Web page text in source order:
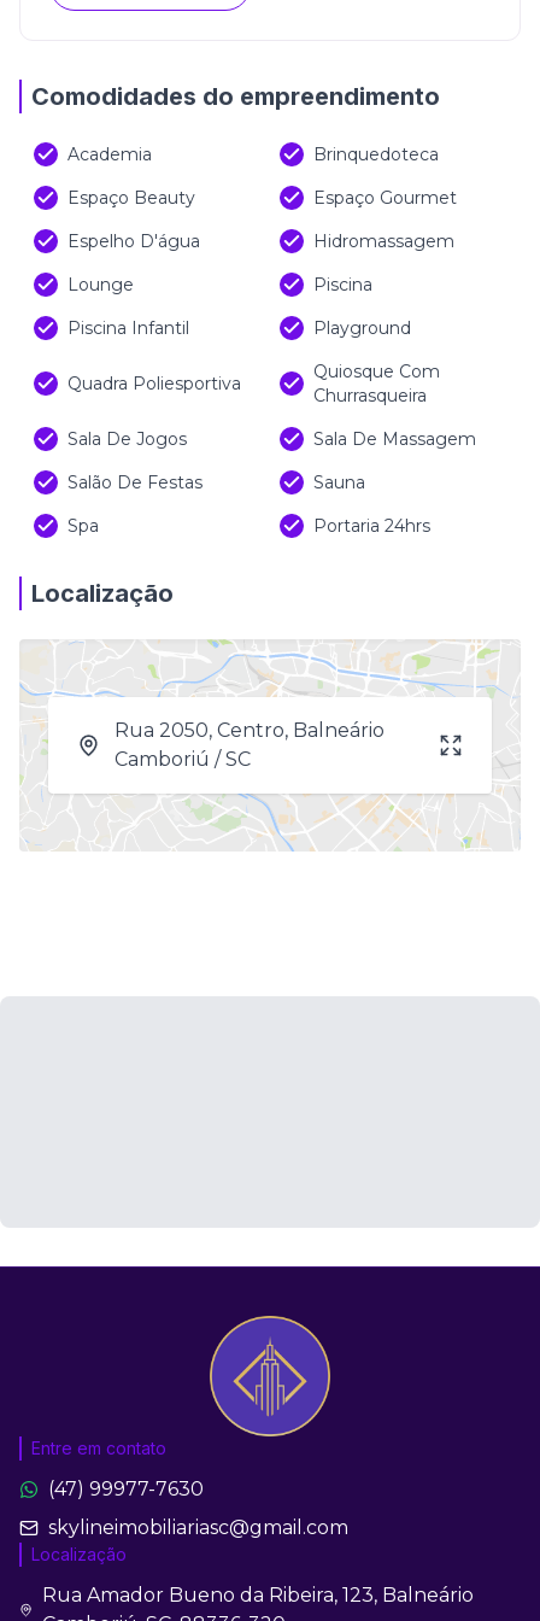
Comodidades do empreendimento
Academia
Brinquedoteca
Espaço Beauty
Espaço Gourmet
Espelho D'água
Hidromassagem
Lounge
Piscina
Piscina Infantil
Playground
Quadra Poliesportiva
Quiosque Com
Churrasqueira
Sala De Jogos
Sala De Massagem
Salão De Festas
Sauna
Spa
Portaria 24hrs
Localização
Rua 2050, Centro, Balneário
Camboriú / SC
Entre em contato
(47) 99977-7630
skylineimobiliariasc@gmail.com
Localização
Rua Amador Bueno da Ribeira, 123, Balneário